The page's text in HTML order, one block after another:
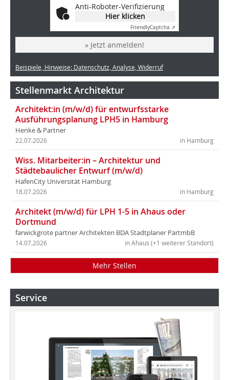
Anti-Roboter-Verifizierung
Hier klicken
FriendlyCaptcha ⇗
» Jetzt anmelden!
Beispiele, Hinweise: Datenschutz, Analyse, Widerruf
Stellenmarkt Architektur
Architekt:in (m/w/d) für entwurfsstarke
Ausführungsplanung LPH5 in Hamburg
Henke & Partner
in Hamburg
22.07.2026
Wiss. Mitarbeiter:in – Architektur und
Städtebaulicher Entwurf (m/w/d)
HafenCity Universität Hamburg
in Hamburg
18.07.2026
Architekt (m/w/d) für LPH 1-5 in Ahaus oder
Dortmund
farwickgrote partner Architekten BDA Stadtplaner PartmbB
in Ahaus (+1 weiterer Standort)
14.07.2026
Mehr Stellen
Service